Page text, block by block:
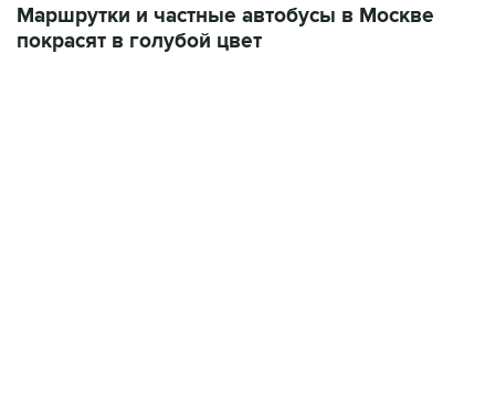
Маршрутки и частные автобусы в Москве
покрасят в голубой цвет